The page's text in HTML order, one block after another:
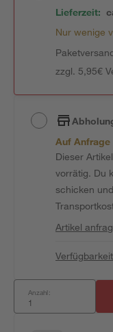
Lieferzeit:
Nur wenige
zzgl. 5,95€
Auf
Dieser
vorrätig. Du
schicken
Artikel
Anzahl: